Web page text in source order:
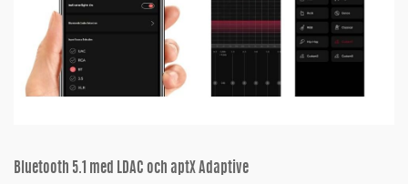
Bluetooth 5.1 med LDAC och aptX Adaptive